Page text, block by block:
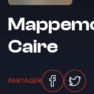
Caire
PARTAGER